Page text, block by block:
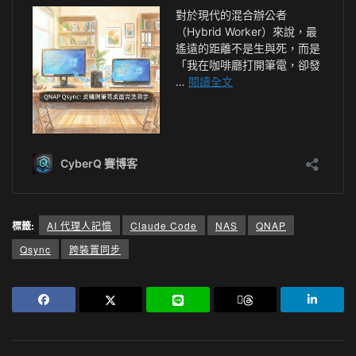
標籤: AI 代理人記憶 Claude Code NAS
QNAP
Qsync
跨裝置同步